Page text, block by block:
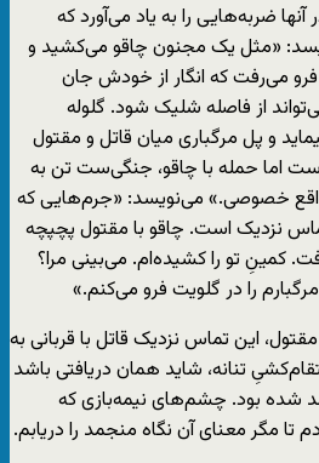
ضربه‌هایی را به یاد می‌آورد که
«مثل یک مجنون چاقو می‌کشید و
می‌‌رفت که انگار از خودش جان
از فاصله شلیک ‌شود. گلوله
و پل مرگباری میان قاتل و مقتول
اما حمله با چاقو، جنگی‌ست تن به
واقع خصوصی.» می‌نویسد: «جرم‌هایی که
نزدیک است. چاقو با مقتول پچپچه
کمینِ تو را کشیده‌ام. می‌بینی مرا؟
را در گلویت فرو می‌کنم.»
این تماس نزدیک قاتل با قربانی به
تنانه، شاید همان دریافتی باشد
شده بود. چشم‌های نیمه‌بازی که
مگر معنای آن نگاه منجمد را دریابم.